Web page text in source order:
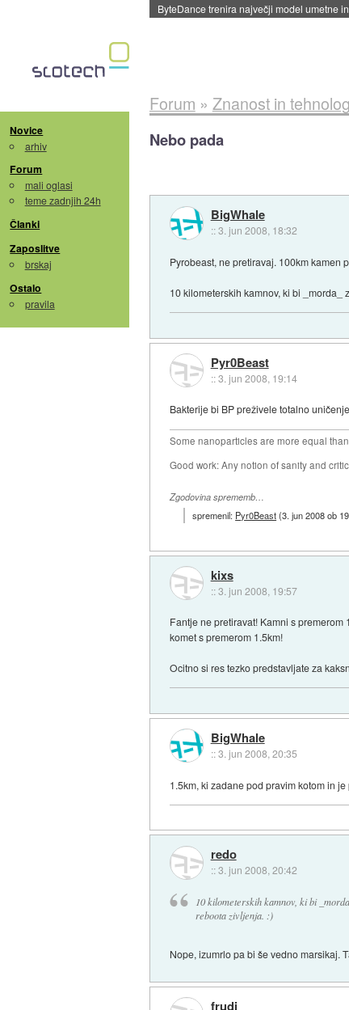
Spletne strani začele streči oglase za
Novice
arhiv
Forum
mali oglasi
teme zadnjih 24h
Članki
Zaposlitve
brskaj
Ostalo
pravila
Forum » Znanost in
Nebo pada
BigWhale
::3. jun 2008, 18:32
Pyrobeast, ne pretiravaj. 100km kamen
10 kilometerskih kamnov, ki bi
Pyr0Beast
::3. jun 2008, 19:14
Bakterije bi BP preživele totalno
Some nanoparticles are more equal
Good work: Any notion of sanity and
Zgodovina sprememb…
spremenil: Pyr0Beast(3. jun 2008 ob
kixs
::3. jun 2008, 19:57
Fantje ne pretiravat! Kamni s
komet s premerom 1.5km!
Ocitno si res tezko predstavljate za
BigWhale
::3. jun 2008, 20:35
1.5km, ki zadane pod pravim kotom in
redo
::3. jun 2008, 20:42
10 kilometerskih kamnov, ki bi
reboota zivljenja. :)
Nope, izumrlo pa bi še vedno marsikaj.
frudi